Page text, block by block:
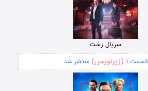
سریال زشت
قسمت ۱ (زیرنویس) منتشر شد